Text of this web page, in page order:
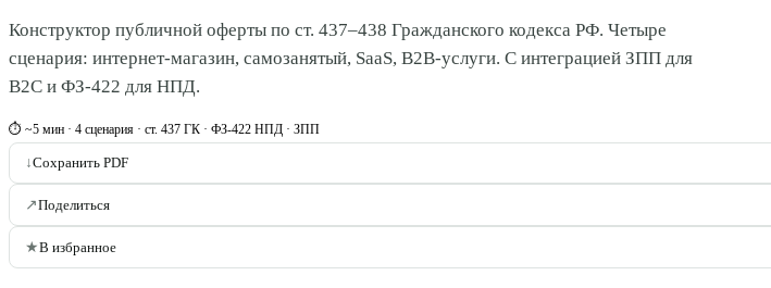
Конструктор публичной оферты по ст. 437–438 Гражданского кодекса РФ. Четыре
сценария: интернет-магазин, самозанятый, SaaS, B2B-услуги. С интеграцией ЗПП для
B2C и ФЗ-422 для НПД.
⏱ ~5 мин · 4 сценария · ст. 437 ГК · ФЗ-422 НПД · ЗПП
↓Сохранить PDF
↗Поделиться
★В избранное